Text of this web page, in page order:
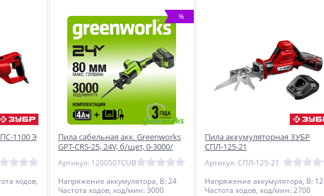
1100 Э
ходов,
%
Пила сабельная акк. Greenworks
GPT-CRS-25, 24V, б/щет, 0-3000/
мин, рез 80 мм дер., LED,
1х4Ач,ЗУ,кор
Артикул: 1200507CUB
Напряжение аккумулятора, В: 24
Частота ходов, ход/мин: 3000
Пила аккумуляторная ЗУБР
СПЛ-125-21
Артикул: СПЛ-125-21
Напряжение аккумулятора, В: 12
Частота ходов, ход/мин: 2700